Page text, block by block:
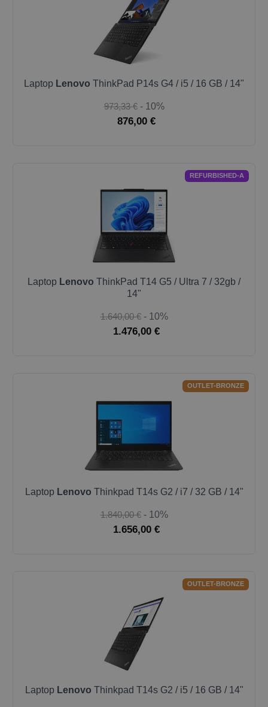
Laptop Lenovo ThinkPad P14s G4 / i5 / 16 GB / 14"
973,33 € - 10%
876,00 €
REFURBISHED-A
Laptop Lenovo ThinkPad T14 G5 / Ultra 7 / 32gb /
14"
1.640,00 € - 10%
1.476,00 €
OUTLET-BRONZE
Laptop Lenovo Thinkpad T14s G2 / i7 / 32 GB / 14"
1.840,00 € - 10%
1.656,00 €
OUTLET-BRONZE
Laptop Lenovo Thinkpad T14s G2 / i5 / 16 GB / 14"